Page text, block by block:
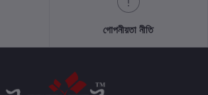
গোপনীয়তা নীতি